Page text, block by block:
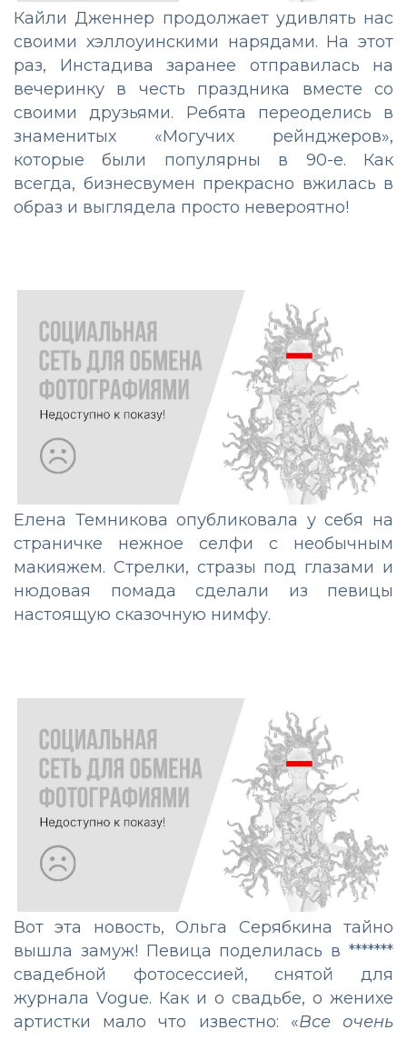
Кайли Дженнер продолжает удивлять нас
своими хэллоуинскими нарядами. На этот
раз, Инстадива заранее отправилась на
вечеринку в честь праздника вместе со
своими друзьями. Ребята переоделись в
знаменитых «Могучих рейнджеров»,
которые были популярны в 90-е. Как
всегда, бизнесвумен прекрасно вжилась в
образ и выглядела просто невероятно!
Елена Темникова опубликовала у себя на
страничке нежное селфи с необычным
макияжем. Стрелки, стразы под глазами и
нюдовая помада сделали из певицы
настоящую сказочную нимфу.
Вот эта новость, Ольга Серябкина тайно
вышла замуж! Певица поделилась в *******
свадебной фотосессией, снятой для
журнала Vogue. Как и о свадьбе, о женихе
артистки мало что известно: «Все очень